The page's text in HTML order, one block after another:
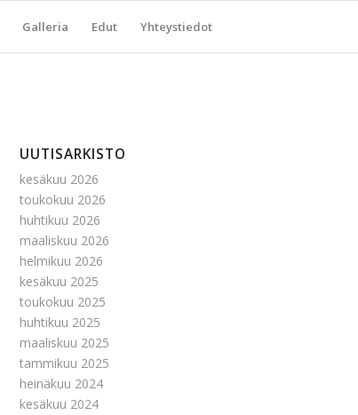
Galleria Edut Yhteystiedot
UUTISARKISTO
kesäkuu 2026
toukokuu 2026
huhtikuu 2026
maaliskuu 2026
helmikuu 2026
kesäkuu 2025
toukokuu 2025
huhtikuu 2025
maaliskuu 2025
tammikuu 2025
heinäkuu 2024
kesäkuu 2024